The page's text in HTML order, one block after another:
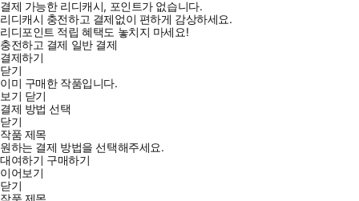
결제 가능한 리디캐시, 포인트가 없습니다.
리디캐시 충전하고 결제없이 편하게 감상하세요.
리디포인트 적립 혜택도 놓치지 마세요!
충전하고 결제 일반 결제
결제하기
닫기
이미 구매한 작품입니다.
보기 닫기
결제 방법 선택
닫기
작품 제목
원하는 결제 방법을 선택해주세요.
대여하기 구매하기
이어보기
닫기
작품 제목